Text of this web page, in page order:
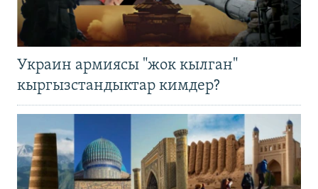
Украин армиясы "жок кылган"
кыргызстандыктар кимдер?